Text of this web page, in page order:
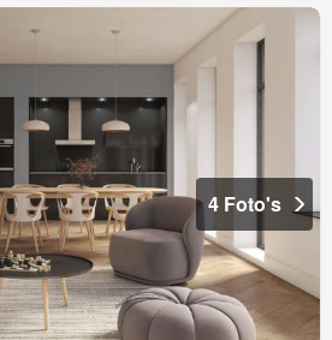
4 Foto's